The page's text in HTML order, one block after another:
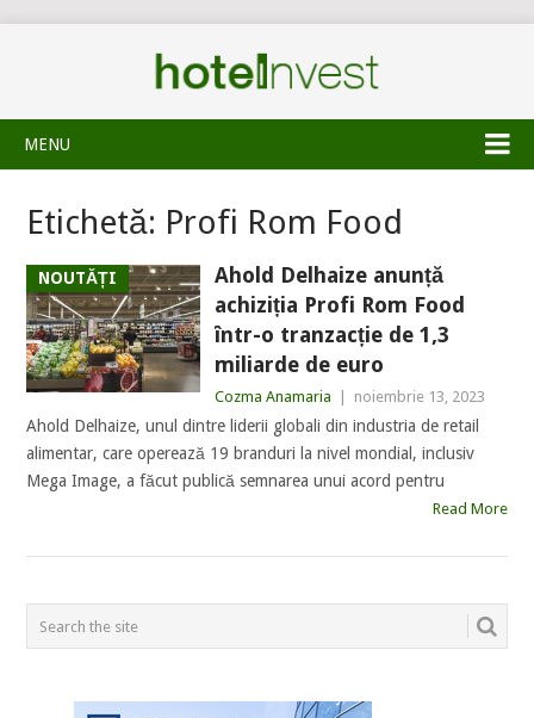
MENU
Etichetă: Profi Rom Food
NOUTĂȚI
Ahold Delhaize anunță
achiziția Profi Rom Food
într-o tranzacție de 1,3
miliarde de euro
Cozma Anamaria noiembrie 13, 2023
Ahold Delhaize, unul dintre liderii globali din industria de retail
alimentar, care operează 19 branduri la nivel mondial, inclusiv
Mega Image, a făcut publică semnarea unui acord pentru
Read More
POSTS
NAVIGATION